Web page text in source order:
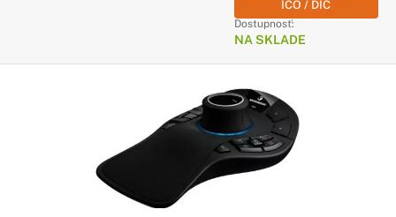
IČO / DIČ
Dostupnosť:
NA SKLADE